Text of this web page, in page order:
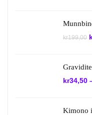
kr199,00
kr34,50
Kimono